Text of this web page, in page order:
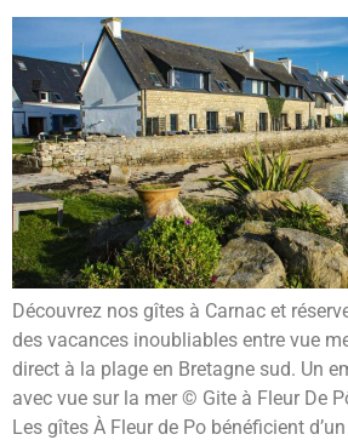
Découvrez nos gîtes à Carnac et
des vacances inoubliables entre vue
direct à la plage en Bretagne sud. Un
avec vue sur la mer © Gite à Fleur De
Les gîtes À Fleur de Po bénéficient